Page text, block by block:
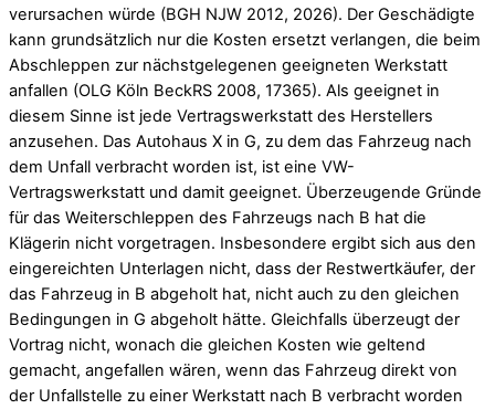
verursachen würde (BGH NJW 2012, 2026). Der Geschädigte
kann grundsätzlich nur die Kosten ersetzt verlangen, die beim
Abschleppen zur nächstgelegenen geeigneten Werkstatt
anfallen (OLG Köln BeckRS 2008, 17365). Als geeignet in
diesem Sinne ist jede Vertragswerkstatt des Herstellers
anzusehen. Das Autohaus X in G, zu dem das Fahrzeug nach
dem Unfall verbracht worden ist, ist eine VW-
Vertragswerkstatt und damit geeignet. Überzeugende Gründe
für das Weiterschleppen des Fahrzeugs nach B hat die
Klägerin nicht vorgetragen. Insbesondere ergibt sich aus den
eingereichten Unterlagen nicht, dass der Restwertkäufer, der
das Fahrzeug in B abgeholt hat, nicht auch zu den gleichen
Bedingungen in G abgeholt hätte. Gleichfalls überzeugt der
Vortrag nicht, wonach die gleichen Kosten wie geltend
gemacht, angefallen wären, wenn das Fahrzeug direkt von
der Unfallstelle zu einer Werkstatt nach B verbracht worden